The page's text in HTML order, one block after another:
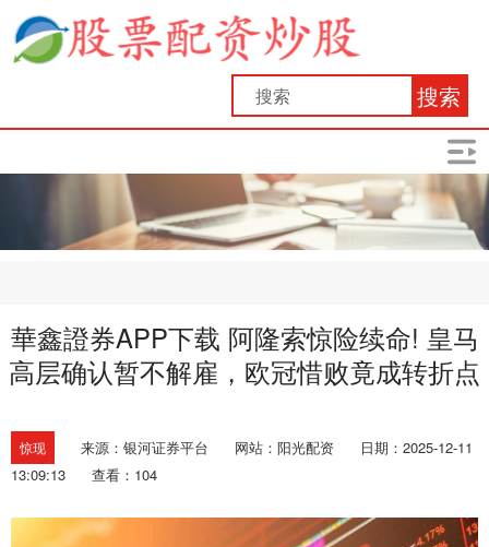
搜索
華鑫證券APP下载 阿隆索惊险续命! 皇马
高层确认暂不解雇，欧冠惜败竟成转折点
惊现 来源：银河证券平台 网站：阳光配资
日期：2025-12-11
13:09:13
查看：104